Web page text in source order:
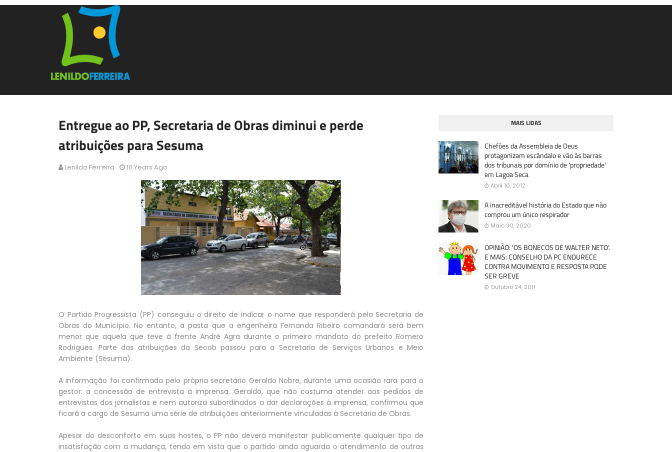
Entregue ao PP, Secretaria de Obras diminui e perde
atribuições para Sesuma
Lenildo Ferreira 10 Years Ago
O Partido Progressista (PP) conseguiu o direito de indicar o nome que responderá pela Secretaria de
Obras do Município. No entanto, a pasta que a engenheira Fernanda Ribeiro comandará será bem
menor que aquela que teve à frente André Agra durante o primeiro mandato do prefeito Romero
Rodrigues. Parte das atribuições da Secob passou para a Secretaria de Serviços Urbanos e Meio
Ambiente (Sesuma).
A informação foi confirmada pelo própria secretário Geraldo Nobre, durante uma ocasião rara para o
gestor: a concessão de entrevista à imprensa. Geraldo, que não costuma atender aos pedidos de
entrevistas dos jornalistas e nem autoriza subordinados a dar declarações à imprensa, confirmou que
ficará a cargo de Sesuma uma série de atribuições anteriormente vinculadas à Secretaria de Obras.
Apesar do desconforto em suas hostes, o PP não deverá manifestar publicamente qualquer tipo de
insatisfação com a mudança, tendo em vista que o partido ainda aguarda o atendimento de outras
MAIS LIDAS
Chefões da Assembleia de Deus
protagonizam escândalo e vão às barras
dos tribunais por domínio de 'propriedade'
em Lagoa Seca
Abril 10, 2012
A inacreditável história do Estado que não
comprou um único respirador
Maio 30, 2020
OPINIÃO: 'OS BONECOS DE WALTER NETO'.
E MAIS: CONSELHO DA PC ENDURECE
CONTRA MOVIMENTO E RESPOSTA PODE
SER GREVE
Outubro 24, 2011